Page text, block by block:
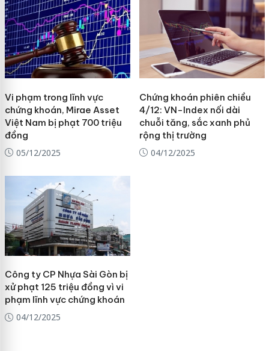
Vi phạm trong lĩnh vực
chứng khoán, Mirae Asset
Việt Nam bị phạt 700 triệu
đồng
05/12/2025
Chứng khoán phiên chiều
4/12: VN-Index nối dài
chuỗi tăng, sắc xanh phủ
rộng thị trường
04/12/2025
Công ty CP Nhựa Sài Gòn bị
xử phạt 125 triệu đồng vì vi
phạm lĩnh vực chứng khoán
04/12/2025